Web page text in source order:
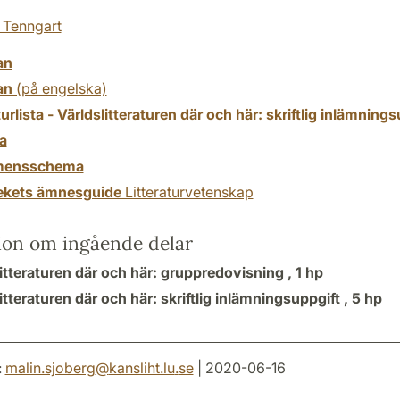
(på engelska)
- Världslitteraturen där och här: skriftlig
ämnesguideLitteraturvetenskap
om ingående delar
där och här: gruppredovisning , 1 hp
där och här: skriftlig inlämningsuppgift , 5 hp
malin.sjoberg@kansliht.lu.se| 2020-06-16